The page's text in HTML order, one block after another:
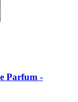
Parfum -​